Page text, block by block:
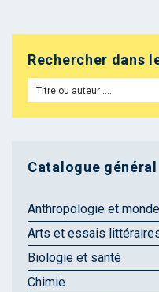
Rechercher dans
Catalogue général
Anthropologie et
Arts et essais
Biologie et santé
Chimie